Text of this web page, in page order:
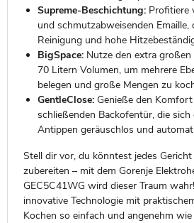
Supreme-Beschichtung:Profitiere
und schmutzabweisenden Emaille,
Reinigung und hohe
BigSpace:Nutze den extra großen
70 Litern Volumen, um mehrere
belegen und große Mengen zu
GentleClose:Genieße den
schließenden Backofentür, die sich
Antippen geräuschlos und
Stell dir vor, du könntest jedes
zubereiten – mit dem Gorenje
GEC5C41WG wird dieser Traum
innovative Technologie mit
Kochen so einfach und angenehm